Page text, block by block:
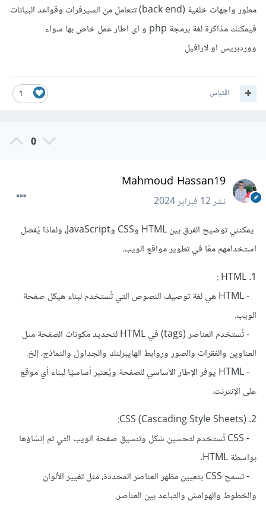
مطور واجهات خلفية (back end) تتعامل من السيرفرات وقواعد البيانات
فيمكنك مذاكرة لغة برمجة php و اى اطار عمل خاص بها سواء
ووردبريس او لارافيل
1 اقتباس
0
Mahmoud Hassan19
نشر12 فبراير 2024
يمكنني توضيح الفرق بين HTML وCSS وJavaScript، ولماذا يُفضل
استخدامهم معًا في تطوير مواقع الويب.
1. HTML :
- HTML هي لغة توصيف النصوص التي تُستخدم لبناء هيكل صفحة
الويب.
- تُستخدم العناصر (tags) في HTML لتحديد مكونات الصفحة مثل
العناوين والفقرات والصور وروابط الهايبرلنك والجداول والنماذج، إلخ.
- HTML يوفر الإطار الأساسي للصفحة ويُعتبر أساسيًا لبناء أي موقع
على الإنترنت.
2. CSS (Cascading Style Sheets):
- CSS تُستخدم لتحسين شكل وتنسيق صفحة الويب التي تم إنشاؤها
بواسطة HTML.
- تسمح CSS بتعيين مظهر العناصر المحددة، مثل تغيير الألوان
والخطوط والهوامش والتباعد بين العناصر.